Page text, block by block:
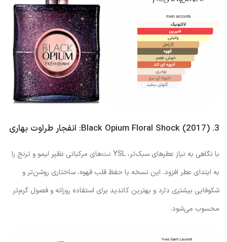
3. Black Opium Floral Shock (2017): انفجار طراوت بهاری
با نگاهی به نیاز عطرهای سبک‌تر، YSL نت‌های مرکباتی نظیر لیمو و ترنج را
به ابتدای عطر افزود. این نسخه با حفظ قلب قهوه، ساختاری روشن‌تر و
شکوفایی بیشتری دارد و بهترین کاندید برای استفاده روزانه و فصول گرم‌تر
محسوب می‌شود.